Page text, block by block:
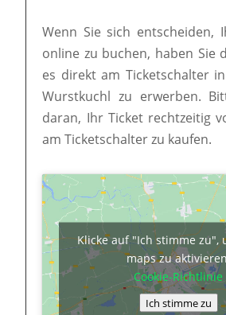
Wenn Sie sich entscheiden,
online zu buchen, haben Sie
es direkt am Ticketschalter
Wurstkuchl zu erwerben.
daran, Ihr Ticket rechtzeitig
am Ticketschalter zu kaufen.
Klicke auf "Ich stimme zu",
maps zu aktivieren
Cookie-Richtlinie
Ich stimme zu